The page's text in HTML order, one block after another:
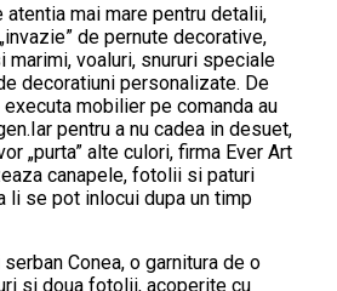
mai mare pentru detalii,
de pernute decorative,
voaluri, snururi speciale
decoratiuni personalizate. De
mobilier pe comanda au
pentru a nu cadea in desuet,
„purta” alte culori, firma Ever Art
canapele, fotolii si paturi
li se pot inlocui dupa un timp
Conea, o garnitura de o
si doua fotolii, acoperite cu